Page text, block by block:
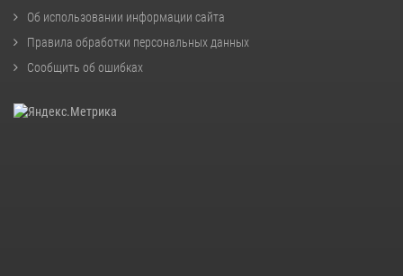
Об использовании информации сайта
Правила обработки персональных данных
Сообщить об ошибках